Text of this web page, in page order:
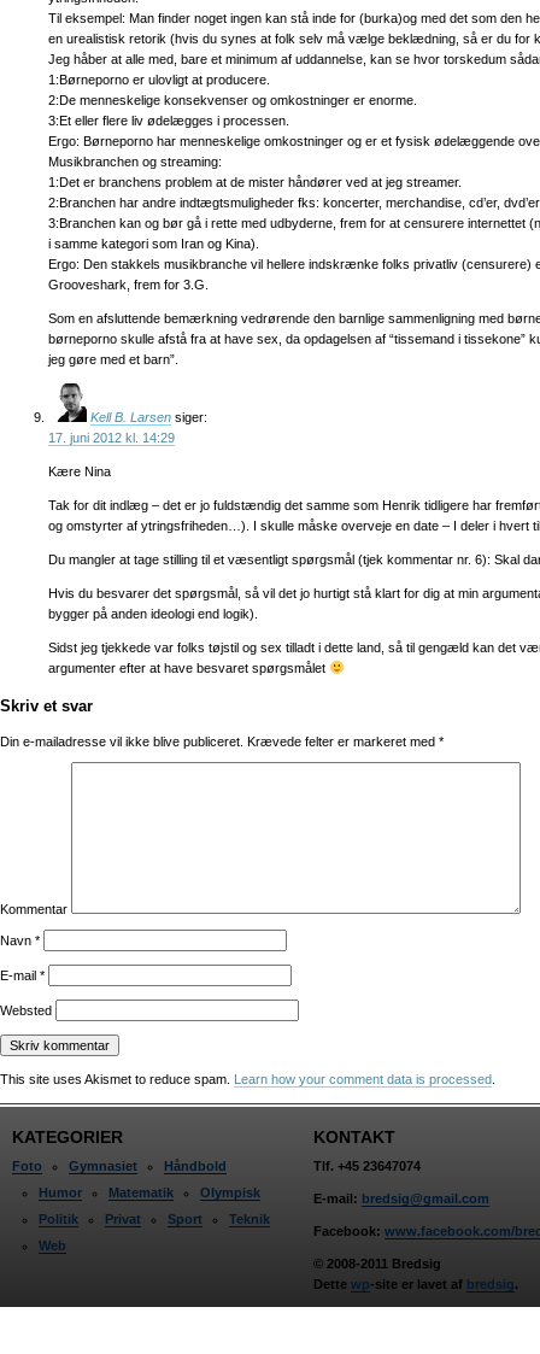
Til eksempel: Man finder noget ingen kan stå inde for (burka)og med det som den
en urealistisk retorik (hvis du synes at folk selv må vælge beklædning, så er du for
Jeg håber at alle med, bare et minimum af uddannelse, kan se hvor torskedum
1:Børneporno er ulovligt at producere.
2:De menneskelige konsekvenser og omkostninger er enorme.
3:Et eller flere liv ødelægges i processen.
Ergo: Børneporno har menneskelige omkostninger og er et fysisk ødelæggende
Musikbranchen og streaming:
1:Det er branchens problem at de mister håndører ved at jeg streamer.
2:Branchen har andre indtægtsmuligheder fks: koncerter, merchandise, cd’er,
3:Branchen kan og bør gå i rette med udbyderne, frem for at censurere internettet
i samme kategori som Iran og Kina).
Ergo: Den stakkels musikbranche vil hellere indskrænke folks privatliv (censurere)
Grooveshark, frem for 3.G.
Som en afsluttende bemærkning vedrørende den barnlige sammenligning med
børneporno skulle afstå fra at have sex, da opdagelsen af “tissemand i tissekone”
jeg gøre med et barn”.
Kell B. Larsen siger:
17. juni 2012 kl. 14:29
Kære Nina
Tak for dit indlæg – det er jo fuldstændig det samme som Henrik tidligere har
og omstyrter af ytringsfriheden…). I skulle måske overveje en date – I deler i hvert
Du mangler at tage stilling til et væsentligt spørgsmål (tjek kommentar nr. 6): Skal
Hvis du besvarer det spørgsmål, så vil det jo hurtigt stå klart for dig at min
bygger på anden ideologi end logik).
Sidst jeg tjekkede var folks tøjstil og sex tilladt i dette land, så til gengæld kan det
argumenter efter at have besvaret spørgsmålet
Skriv et svar
Din e-mailadresse vil ikke blive publiceret. Krævede felter er markeret med *
Kommentar
Navn *
E-mail *
Websted
This site uses Akismet to reduce spam. Learn how your comment data is processed
KATEGORIER
Foto Gymnasiet
Håndbold
Humor
Matematik
Olympisk
Politik
Privat Sport
Teknik
Web
KONTAKT
Tlf. +45 23647074
E-mail: bredsig@gmail.com
Facebook: www.facebook.com/
© 2008-2011 Bredsig
Dette wp-site er lavet af bredsig.